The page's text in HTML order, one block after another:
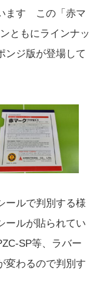
ます この「赤マ
ともにラインナッ
ンジ版が登場して
ールで判別する様
ルが貼られてい
SP等、ラバー
変わるので判別す